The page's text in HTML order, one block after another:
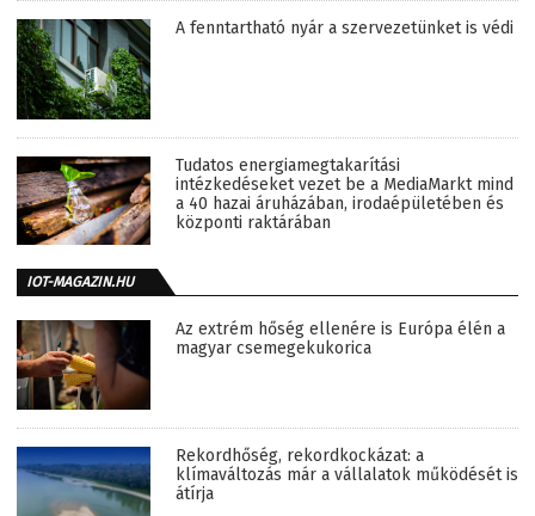
A fenntartható nyár a szervezetünket is védi
Tudatos energiamegtakarítási
intézkedéseket vezet be a MediaMarkt mind
a 40 hazai áruházában, irodaépületében és
központi raktárában
IOT-MAGAZIN.HU
Az extrém hőség ellenére is Európa élén a
magyar csemegekukorica
Rekordhőség, rekordkockázat: a
klímaváltozás már a vállalatok működését is
átírja